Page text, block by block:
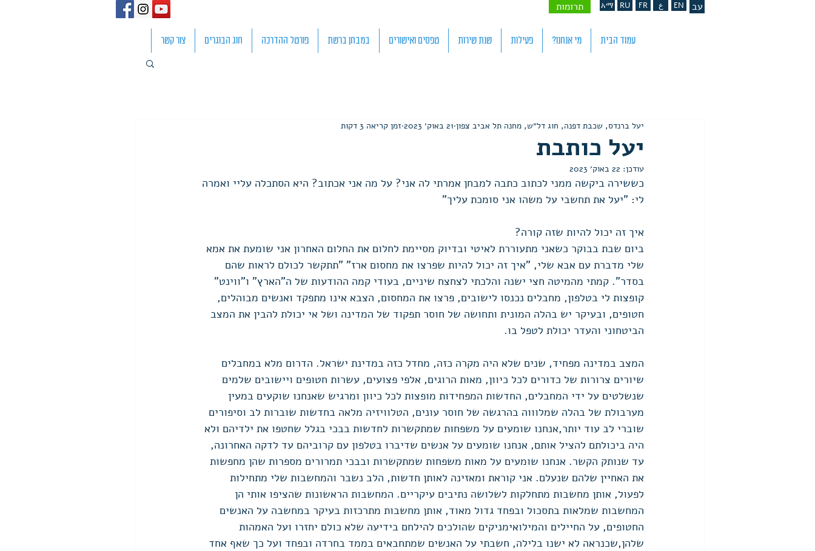
תרומות አማ RU FR ع EN עב
עמוד הבית מי אנחנו? פעילות שנת שירות טפסים ואישורים במבחן ברשת פורטל ההדרכה חוג הבוגרים צור קשר
יעל כותבת
יעל ברנדס, שכבת דפנה, חוג דל״ש, מחנה תל אביב צפון 21 באוק׳ 2023 זמן קריאה 3 דקות
עודכן: 22 באוק׳ 2023
כששירה ביקשה ממני לכתוב כתבה למבחן אמרתי לה אני? על מה אני אכתוב? היא הסתכלה עליי ואמרה
לי: "יעל את תחשבי על משהו אני סומכת עליך"
איך זה יכול להיות שזה קורה?
ביום שבת בבוקר כשאני מתעוררת לאיטי ובדיוק מסיימת לחלום את החלום האחרון אני שומעת את אמא
שלי מדברת עם אבא שלי, "איך זה יכול להיות שפרצו את מחסום ארז" "תתקשר לכולם לראות שהם
בסדר". קמתי מהמיטה חצי ישנה והלכתי לצחצח שיניים, בעודי קמה ההודעות של ה"הארץ" ו"ווינט"
קופצות לי בטלפון, מחבלים נכנסו לישובים, פרצו את המחסום, הצבא אינו מתפקד ואנשים מבוהלים,
חטופים, ובעיקר יש בהלה המונית ותחושה של חוסר תפקוד של המדינה ושל אי יכולת להבין את המצב
הביטחוני והעדר יכולת לטפל בו.
המצב במדינה מפחיד, שנים שלא היה מקרה כזה, מחדל כזה במדינת ישראל. הדרום מלא במחבלים
שיורים צרורות של כדורים לכל כיוון, מאות הרוגים, אלפי פצועים, עשרות חטופים ויישובים שלמים
שנשלטים על ידי המחבלים, החדשות המפחידות מופצות לכל כיוון ומרגיש שאנחנו שוקעים במעין
מערבולת של בהלה שמלוווה בהרגשה של חוסר עונים, הטלוויזיה מלאה בחדשות שוברות לב וסיפורים
שוברי לב עוד יותר,אנחנו שומעים על משפחות שמתקשרות לחדשות בבכי בגלל שחטפו את ילדיהם ולא
היה ביכולתם להציל אותם, אנחנו שומעים על אנשים שדיברו בטלפון עם קרוביהם עד לדקה האחרונה,
עד שנותק הקשר. אנחנו שומעים על מאות משפחות שמתקשרות ובבכי תמרורים מספרות שהן מחפשות
את האחיין שלהם שנעלם. אני קוראת ומאזינה לאותן חדשות, הלב נשבר והמחשבות שלי מתחילות
לפעול, אותן מחשבות מתחלקות לשלושה נתיבים עיקריים. המחשבות הראשונות שהציפו אותי הן
המחשבות שמלאות בתסכול ובפחד גדול מאוד, אותן מחשבות מתרכזות בעיקר במחשבה על האנשים
החטופים, על החיילים והמילואימניקים שהולכים להילחם בידיעה שלא כולם יחזרו ועל האמהות
שלהן,שכנראה לא ישנו בלילה, חשבתי על האנשים שמתחבאים בממד בחרדה ובפחד ועל כך שאף אחד